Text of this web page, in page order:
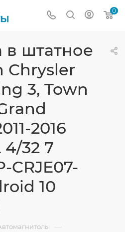
0
в штатное
Chrysler
3, Town
2016
4/32 7
CRJE07-
10
—